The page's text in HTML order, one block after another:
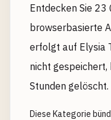
Entdecken Sie
browserbasierte
erfolgt auf Elysia
nicht gespeichert,
Stunden gelöscht.
Diese Kategorie